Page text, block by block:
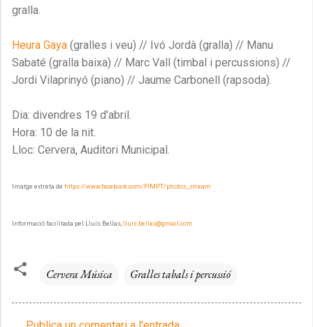
gralla.
Heura Gaya (gralles i veu) // Ivó Jordà (gralla) // Manu
Sabaté (gralla baixa) // Marc Vall (timbal i percussions) //
Jordi Vilaprinyó (piano) // Jaume Carbonell (rapsoda).
Dia: divendres 19 d'abril.
Hora: 10 de la nit.
Lloc: Cervera, Auditori Municipal.
Imatge extreta de https://www.facebook.com/FIMPT/photos_stream
Informació facilitada pel Lluís Bellas, lluis.bellas@gmail.com
Cervera Música Gralles tabals i percussió